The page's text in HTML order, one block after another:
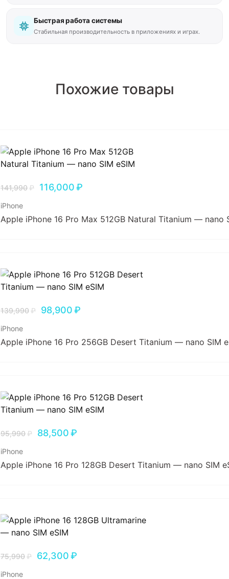
Быстрая работа системы
Стабильная производительность в приложениях и играх.
Похожие товары
141,990₽ 116,000₽
iPhone
Apple iPhone 16 Pro Max 512GB Natural Titanium — nano
139,990₽ 98,900₽
iPhone
Apple iPhone 16 Pro 256GB Desert Titanium — nano SIM
95,990₽ 88,500₽
iPhone
Apple iPhone 16 Pro 128GB Desert Titanium — nano SIM
75,990₽ 62,300₽
iPhone